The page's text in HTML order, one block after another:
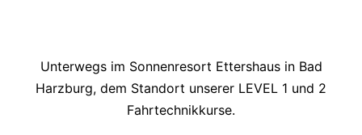
Unterwegs im Sonnenresort Ettershaus in Bad
Harzburg, dem Standort unserer LEVEL 1 und 2
Fahrtechnikkurse.